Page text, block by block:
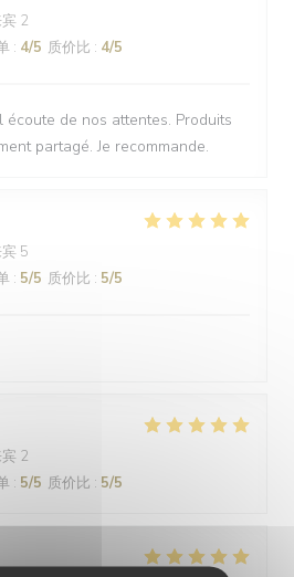
2
: 4/5 质价比 : 4/5
de nos attentes. Produits
partagé. Je recommande.
5
: 5/5 质价比 : 5/5
2
: 5/5 质价比 : 5/5